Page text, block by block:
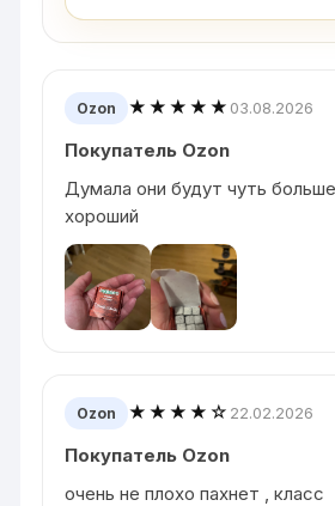
Ozon ★★★★★ 03.08.2026
Покупатель Ozon
Думала они будут чуть
хороший
Ozon ★★★★☆ 22.02.2026
Покупатель Ozon
очень не плохо пахнет , класс